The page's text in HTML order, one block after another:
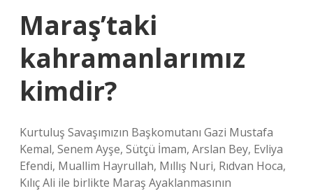
Maraş’taki
kahramanlarımız
kimdir?
Kurtuluş Savaşımızın Başkomutanı Gazi Mustafa
Kemal, Senem Ayşe, Sütçü İmam, Arslan Bey, Evliya
Efendi, Muallim Hayrullah, Mıllış Nuri, Rıdvan Hoca,
Kılıç Ali ile birlikte Maraş Ayaklanmasının